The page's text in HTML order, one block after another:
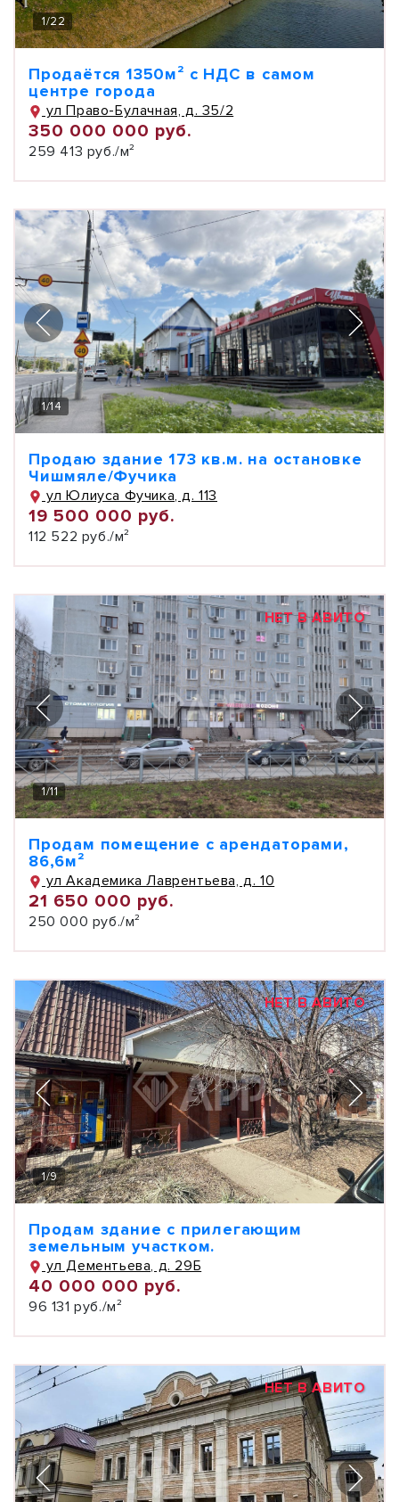
1/22
Продаётся 1350м² с НДС в самом
центре города
ул Право-Булачная, д. 35/2
350 000 000 руб.
259 413 руб./м²
1/14
Продаю здание 173 кв.м. на остановке
Чишмяле/Фучика
ул Юлиуса Фучика, д. 113
19 500 000 руб.
112 522 руб./м²
НЕТ В АВИТО
1/11
Продам помещение с арендаторами,
86,6м²
ул Академика Лаврентьева, д. 10
21 650 000 руб.
250 000 руб./м²
НЕТ В АВИТО
1/9
Продам здание с прилегающим
земельным участком.
ул Дементьева, д. 29Б
40 000 000 руб.
96 131 руб./м²
НЕТ В АВИТО